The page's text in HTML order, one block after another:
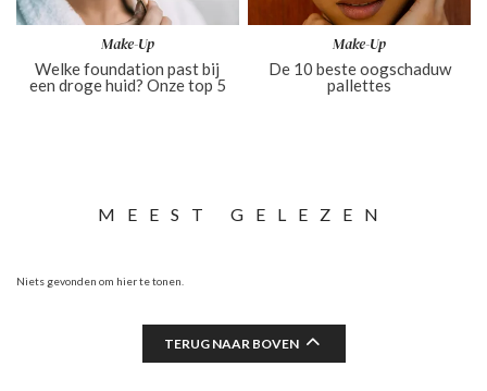
Make-Up
Welke foundation past bij
een droge huid? Onze top 5
Make-Up
De 10 beste oogschaduw
pallettes
MEEST GELEZEN
Niets gevonden om hier te tonen.
TERUG NAAR BOVEN